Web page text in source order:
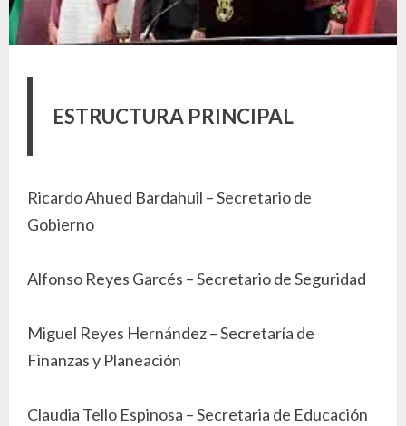
ESTRUCTURA PRINCIPAL
Ricardo Ahued Bardahuil – Secretario de
Gobierno
Alfonso Reyes Garcés – Secretario de Seguridad
Miguel Reyes Hernández – Secretaría de
Finanzas y Planeación
Claudia Tello Espinosa – Secretaria de Educación